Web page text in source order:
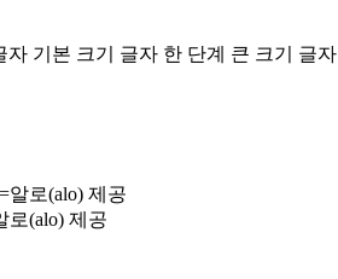
자 기본 크기 글자 한 단계 큰 크기 글자
로(alo) 제공